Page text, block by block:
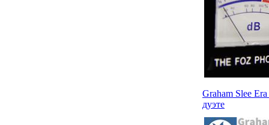
Graham Slee
дуэте